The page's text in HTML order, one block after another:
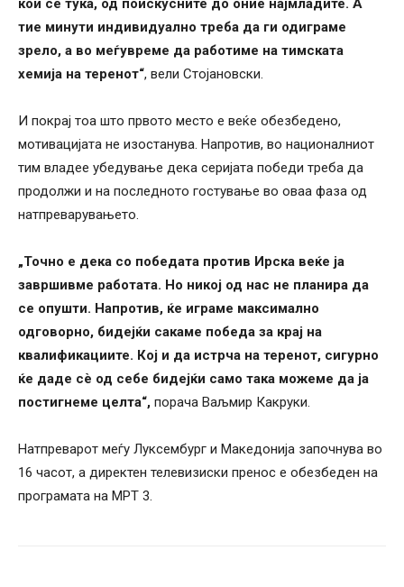
кои се тука, од поискусните до оние најмладите. А
тие минути индивидуално треба да ги одиграме
зрело, а во меѓувреме да работиме на тимската
хемија на теренот“, вели Стојановски.
И покрај тоа што првото место е веќе обезбедено,
мотивацијата не изостанува. Напротив, во националниот
тим владее убедување дека серијата победи треба да
продолжи и на последното гостување во оваа фаза од
натпреварувањето.
„Точно е дека со победата против Ирска веќе ја
завршивме работата. Но никој од нас не планира да
се опушти. Напротив, ќе играме максимално
одговорно, бидејќи сакаме победа за крај на
квалификациите. Кој и да истрча на теренот, сигурно
ќе даде сѐ од себе бидејќи само така можеме да ја
постигнеме целта“, порача Ваљмир Какруки.
Натпреварот меѓу Луксембург и Македонија започнува во
16 часот, а директен телевизиски пренос е обезбеден на
програмата на МРТ 3.